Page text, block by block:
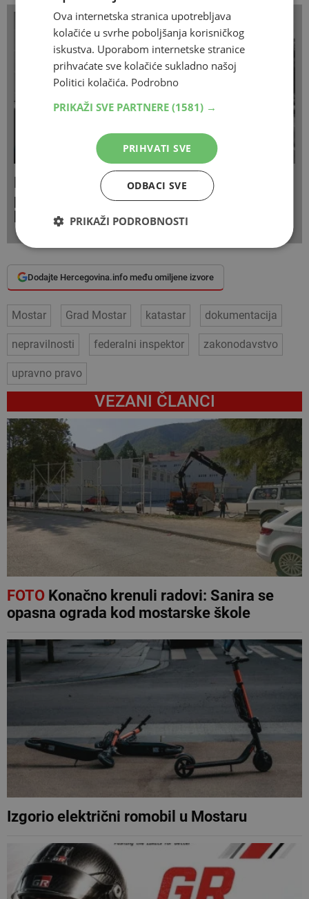
Federalni inspektor potvrdio brojne
propuste i nepravilnosti u mostarskom
katastru
Dodajte Hercegovina.info među omiljene izvore
Mostar Grad Mostar katastar dokumentacija
nepravilnosti federalni inspektor zakonodavstvo
upravno pravo
VEZANI ČLANCI
FOTOKonačno krenuli radovi: Sanira se
opasna ograda kod mostarske škole
Izgorio električni romobil u Mostaru
Ova internetska stranica upotrebljava
kolačiće u svrhe poboljšanja korisničkog
iskustva. Uporabom internetske stranice
prihvaćate sve kolačiće sukladno našoj
Politici kolačića. Podrobno
PRIKAŽI SVE PARTNERE (1581) →
PRIHVATI SVE
ODBACI SVE
PRIKAŽI PODROBNOSTI